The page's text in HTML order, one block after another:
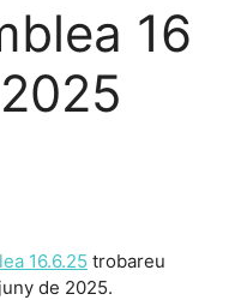
16
16.6.25 trobareu
de 2025.